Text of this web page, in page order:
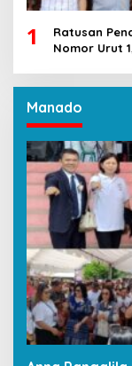
1
Ratusan
Nomor Urut
Manado